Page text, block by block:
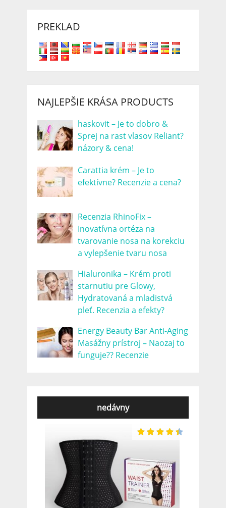
PREKLAD
NAJLEPŠIE KRÁSA PRODUCTS
haskovit – Je to dobro &
Sprej na rast vlasov Reliant?
názory & cena!
Carattia krém – Je to
efektívne? Recenzie a cena?
Recenzia RhinoFix –
Inovatívna ortéza na
tvarovanie nosa na korekciu
a vylepšenie tvaru nosa
Hialuronika – Krém proti
starnutiu pre Glowy,
Hydratovaná a mladistvá
pleť. Recenzia a efekty?
Energy Beauty Bar Anti-Aging
Masážny prístroj – Naozaj to
funguje?? Recenzie
nedávny